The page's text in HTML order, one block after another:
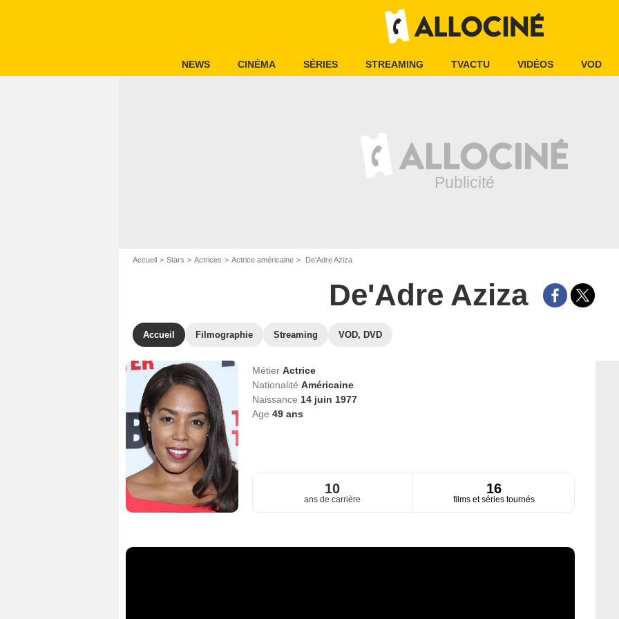
NEWS CINÉMA SÉRIES STREAMING TVACTU VIDÉOS VOD
Accueil Stars Actrices Actrice américaine De'Adre Aziza
De'Adre Aziza
Accueil Filmographie Streaming VOD, DVD
Métier Actrice
Nationalité Américaine
Naissance 14 juin 1977
Age 49ans
10
ans de carrière
16
films et séries tournés